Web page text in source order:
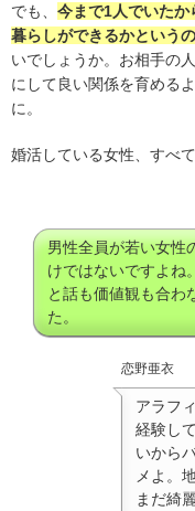
でも、 今まで1人でいた
暮らしができるかという
いでしょうか。お相手の
にして良い関係を育める
に。
婚活している女性、すべ
男性全員が若い女性
けではないですよね
と話も価値観も合わ
た。
恋野亜衣
アラフ
経験し
いから
メよ。
まだ綺